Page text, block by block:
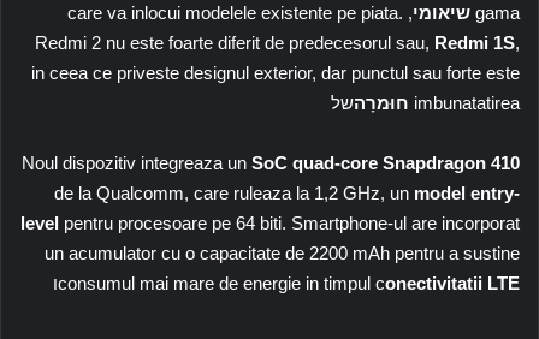
gama שיאומי , care va inlocui modelele existente pe piata.
Redmi 2 nu este foarte diferit de predecesorul sau, Redmi 1S,
in ceea ce priveste designul exterior, dar punctul sau forte este
imbunatatirea חוּמרָהשל
Noul dispozitiv integreaza un SoC quad-core Snapdragon 410
de la Qualcomm, care ruleaza la 1,2 GHz, un model entry-
level pentru procesoare pe 64 biti. Smartphone-ul are incorporat
un acumulator cu o capacitate de 2200 mAh pentru a sustine
consumul mai mare de energie in timpul conectivitatii LTE ו